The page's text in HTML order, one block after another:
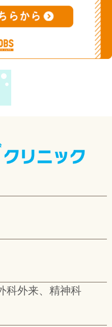
科外来、精神科